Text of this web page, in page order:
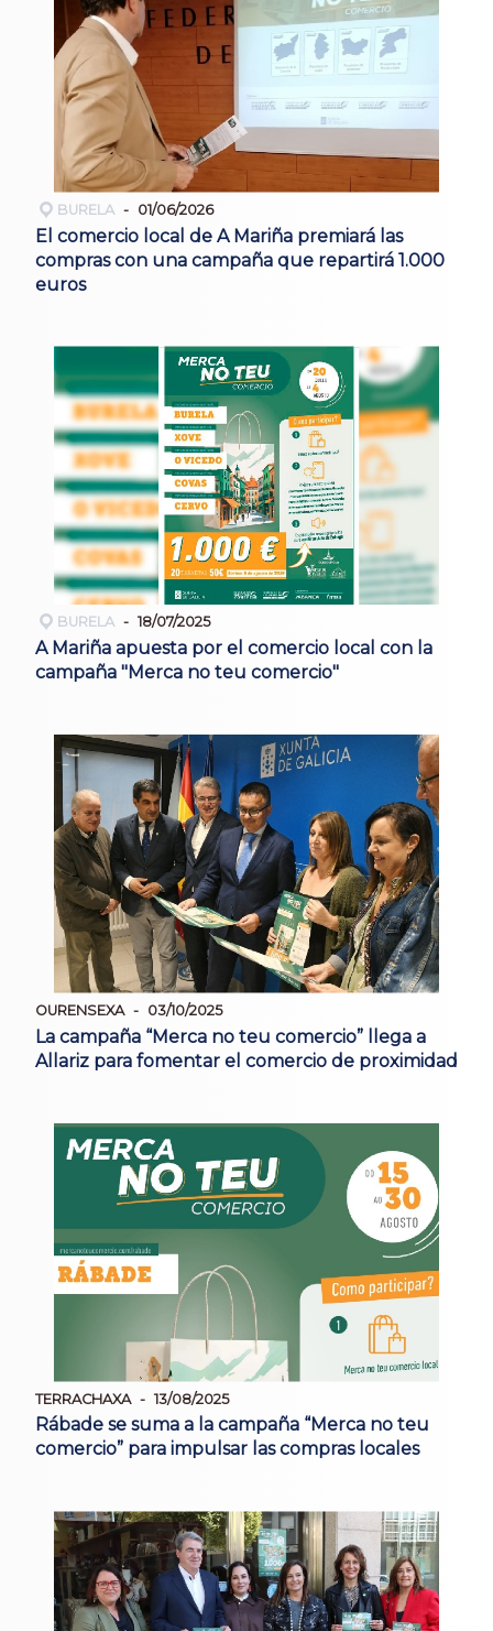
BURELA 01/06/2026
El comercio local de A Mariña premiará las
compras con una campaña que repartirá 1.000
euros
BURELA 18/07/2025
A Mariña apuesta por el comercio local con la
campaña "Merca no teu comercio"
OURENSEXA 03/10/2025
La campaña “Merca no teu comercio” llega a
Allariz para fomentar el comercio de proximidad
TERRACHAXA 13/08/2025
Rábade se suma a la campaña “Merca no teu
comercio” para impulsar las compras locales